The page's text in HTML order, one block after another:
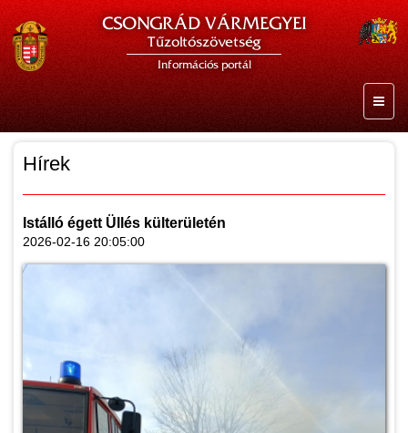
CSONGRÁD VÁRMEGYEI
Tűzoltószövetség
Információs portál
Hírek
Istálló égett Üllés külterületén
2026-02-16 20:05:00